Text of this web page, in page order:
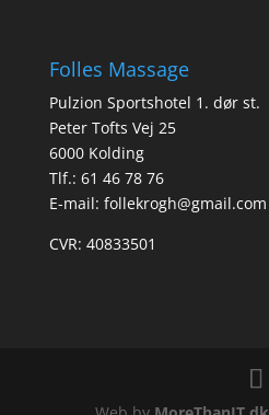
Folles Massage
Pulzion Sportshotel 1. dør st.
Peter Tofts Vej 25
6000 Kolding
Tlf.: 61 46 78 76
E-mail: follekrogh@gmail.com
CVR: 40833501